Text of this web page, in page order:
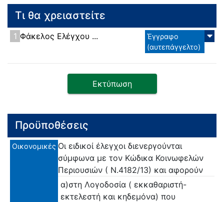
Τι θα χρειαστείτε
1 Φάκελος Ελέγχου ...
Έγγραφο
(αυτεπάγγελτο)
Εκτύπωση
Προϋποθέσεις
Οικονομικές Οι ειδικοί έλεγχοι διενεργούνται
σύμφωνα με τον Κώδικα Κοινωφελών
Περιουσιών ( Ν.4182/13) και αφορούν
α)στη Λογοδοσία ( εκκαθαριστή-
εκτελεστή και κηδεμόνα) που